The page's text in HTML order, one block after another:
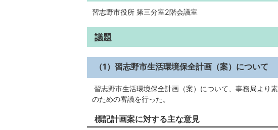
習志野市役所 第三分室2階会議室
議題
（1）習志野市生活環境保全計画（案）について
習志野市生活環境保全計画（案）について、事務局より
のための審議を行った。
標記計画案に対する主な意見